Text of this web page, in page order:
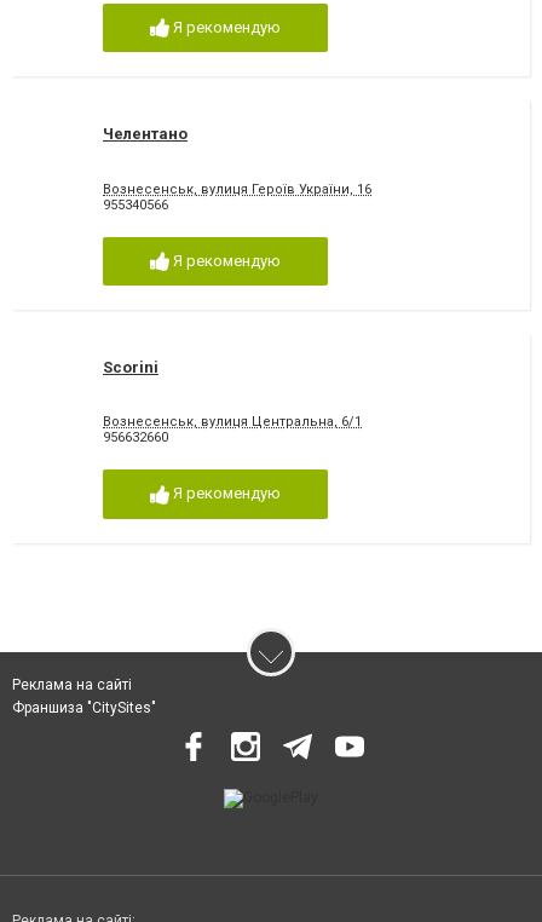
Я рекомендую
Челентано
Вознесенськ, вулиця Героїв України, 16
955340566
Я рекомендую
Scorini
Вознесенськ, вулиця Центральна, 6/1
956632660
Я рекомендую
Реклама на сайті
Франшиза "CitySites"